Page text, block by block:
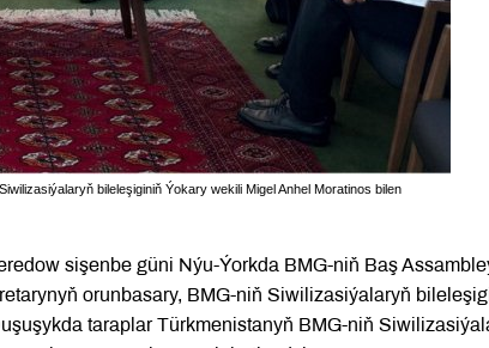
bileleşiginiň Ýokary wekili Migel Anhel Moratinos bilen
sişenbe güni Nýu-Ýorkda BMG-niň Baş
orunbasary, BMG-niň Siwilizasiýalaryň
taraplar Türkmenistanyň BMG-niň